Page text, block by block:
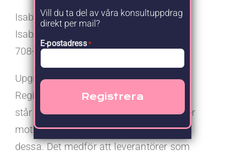
Isabella Nilsson:
Isabella.nilsson@upgraded.se | +46 (0)
708-59 99 34
Upgraded People tillsammans med
Region Skåne agerar i enighet med och
står bakom EUs och Sveriges sanktioner
mot Ryssland och de som omfattas av
dessa. Det medför att leverantörer som
Vill du ta del av våra konsultuppdrag
direkt per mail?
E-postadress *